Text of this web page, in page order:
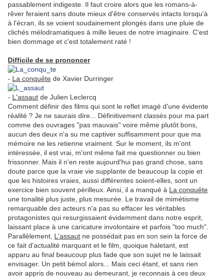
passablement indigeste. Il faut croire alors que les romans-à-
rêver feraient sans doute mieux d'être conservés intacts lorsqu'à
à l'écran, ils se voient soudainement plongés dans une pluie de
clichés mélodramatiques à mille lieues de notre imaginaire. C'est
bien dommage et c'est totalement raté !
Difficile de se prononcer
- La conquête de Xavier Durringer
- L'assaut de Julien Leclercq
Comment définir des films qui sont le reflet imagé d'une évidente
réalité ? Je ne saurais dire... Définitivement classés pour ma part
comme des ouvrages "pas mauvais" voire même plutôt bons,
aucun des deux n'a su me captiver suffisamment pour que ma
mémoire ne les retienne vraiment. Sur le moment, ils m'ont
intéressée, il est vrai, m'ont même fait me questionner ou bien
frissonner. Mais il n'en reste aujourd'hui pas grand chose, sans
doute parce que la vraie vie supplante de beaucoup la copie et
que les histoires vraies, aussi différentes soient-elles, sont un
exercice bien souvent périlleux. Ainsi, il a manqué à La conquête
une tonalité plus juste, plus mesurée. Le travail de mimétisme
remarquable des acteurs n'a pas su effacer les véritables
protagonistes qui resurgissaient évidemment dans notre esprit,
laissant place à une caricature involontaire et parfois "too much".
Parallèlement, L'assaut ne possédait pas en son sein la force de
ce fait d'actualité marquant et le film, quoique haletant, est
apparu au final beaucoup plus fade que son sujet ne le laissait
envisager. Un petit bémol alors... Mais ceci étant, et sans rien
avoir appris de nouveau au demeurant, je reconnais à ces deux